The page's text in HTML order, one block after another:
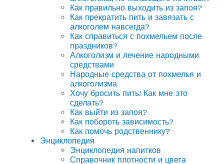
Как правильно выходить из запоя?
Как прекратить пить и завязать с
алкоголем навсегда?
Как справиться с похмельем после
праздников?
Алкоголизм и лечение народными
средствами
Народные средства от похмелья и
алкоголизма
Хочу бросить пить! Как мне это
сделать?
Как выйти из запоя?
Как побороть зависимость?
Как помочь родственнику?
Энциклопедия
Энциклопедия напитков
Справочник плотности и цвета